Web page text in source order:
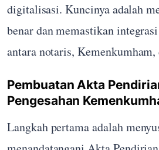
digitalisasi. Kuncinya adalah
benar dan memastikan
antara notaris, Kemenkumham,
Pembuatan Akta
Pengesahan
Langkah pertama adalah